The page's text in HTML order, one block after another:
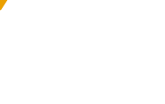
、利用者の了解
ことはありませ